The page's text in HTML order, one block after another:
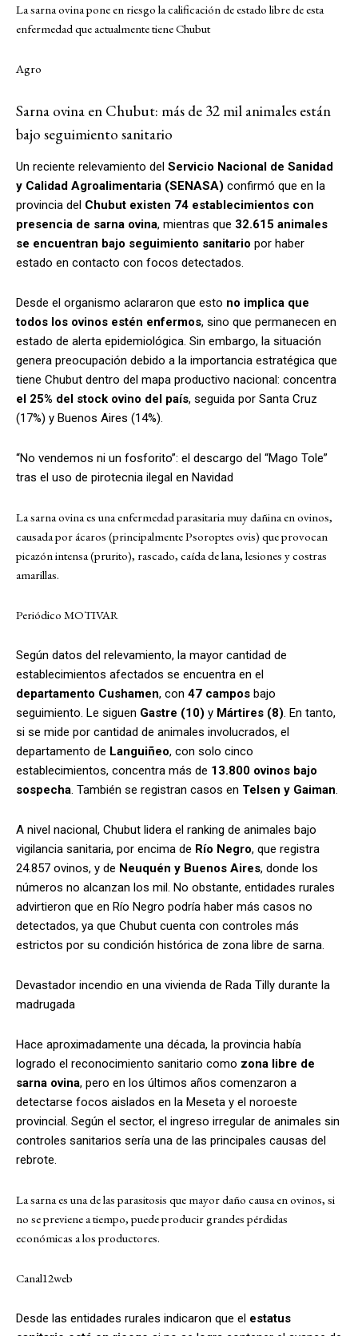
La sarna ovina pone en riesgo la calificación de estado libre de esta
enfermedad que actualmente tiene Chubut
Agro
Sarna ovina en Chubut: más de 32 mil animales están
bajo seguimiento sanitario
Un reciente relevamiento del Servicio Nacional de Sanidad
y Calidad Agroalimentaria (SENASA) confirmó que en la
provincia del Chubut existen 74 establecimientos con
presencia de sarna ovina, mientras que 32.615 animales
se encuentran bajo seguimiento sanitario por haber
estado en contacto con focos detectados.
Desde el organismo aclararon que esto no implica que
todos los ovinos estén enfermos, sino que permanecen en
estado de alerta epidemiológica. Sin embargo, la situación
genera preocupación debido a la importancia estratégica que
tiene Chubut dentro del mapa productivo nacional: concentra
el 25% del stock ovino del país, seguida por Santa Cruz
(17%) y Buenos Aires (14%).
“No vendemos ni un fosforito”: el descargo del “Mago Tole”
tras el uso de pirotecnia ilegal en Navidad
La sarna ovina es una enfermedad parasitaria muy dañina en ovinos,
causada por ácaros (principalmente Psoroptes ovis) que provocan
picazón intensa (prurito), rascado, caída de lana, lesiones y costras
amarillas.
Periódico MOTIVAR
Según datos del relevamiento, la mayor cantidad de
establecimientos afectados se encuentra en el
departamento Cushamen, con 47 campos bajo
seguimiento. Le siguen Gastre (10) y Mártires (8). En tanto,
si se mide por cantidad de animales involucrados, el
departamento de Languiñeo, con solo cinco
establecimientos, concentra más de 13.800 ovinos bajo
sospecha. También se registran casos en Telsen y Gaiman.
A nivel nacional, Chubut lidera el ranking de animales bajo
vigilancia sanitaria, por encima de Río Negro, que registra
24.857 ovinos, y de Neuquén y Buenos Aires, donde los
números no alcanzan los mil. No obstante, entidades rurales
advirtieron que en Río Negro podría haber más casos no
detectados, ya que Chubut cuenta con controles más
estrictos por su condición histórica de zona libre de sarna.
Devastador incendio en una vivienda de Rada Tilly durante la
madrugada
Hace aproximadamente una década, la provincia había
logrado el reconocimiento sanitario como zona libre de
sarna ovina, pero en los últimos años comenzaron a
detectarse focos aislados en la Meseta y el noroeste
provincial. Según el sector, el ingreso irregular de animales sin
controles sanitarios sería una de las principales causas del
rebrote.
La sarna es una de las parasitosis que mayor daño causa en ovinos, si
no se previene a tiempo, puede producir grandes pérdidas
económicas a los productores.
Canal12web
Desde las entidades rurales indicaron que el estatus